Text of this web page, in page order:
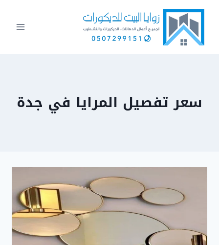
التجاوز
المحتوى
سعر تفصيل المرايا في جدة